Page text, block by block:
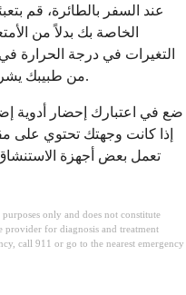
عند السفر بالطائرة، قم
الخاصة بك بدلاً من
التغيرات في درجة الحرارة
من طبيبك يشرح حاجتك الطبية إلى البخاخات والدواء.
ضع في اعتبارك إحضار أدوية
إذا كانت وجهتك تحتوي على
تعمل بعض أجهزة
only and does not constitute
provider for diagnosis and treatment
call 911 or go to the nearest emergency